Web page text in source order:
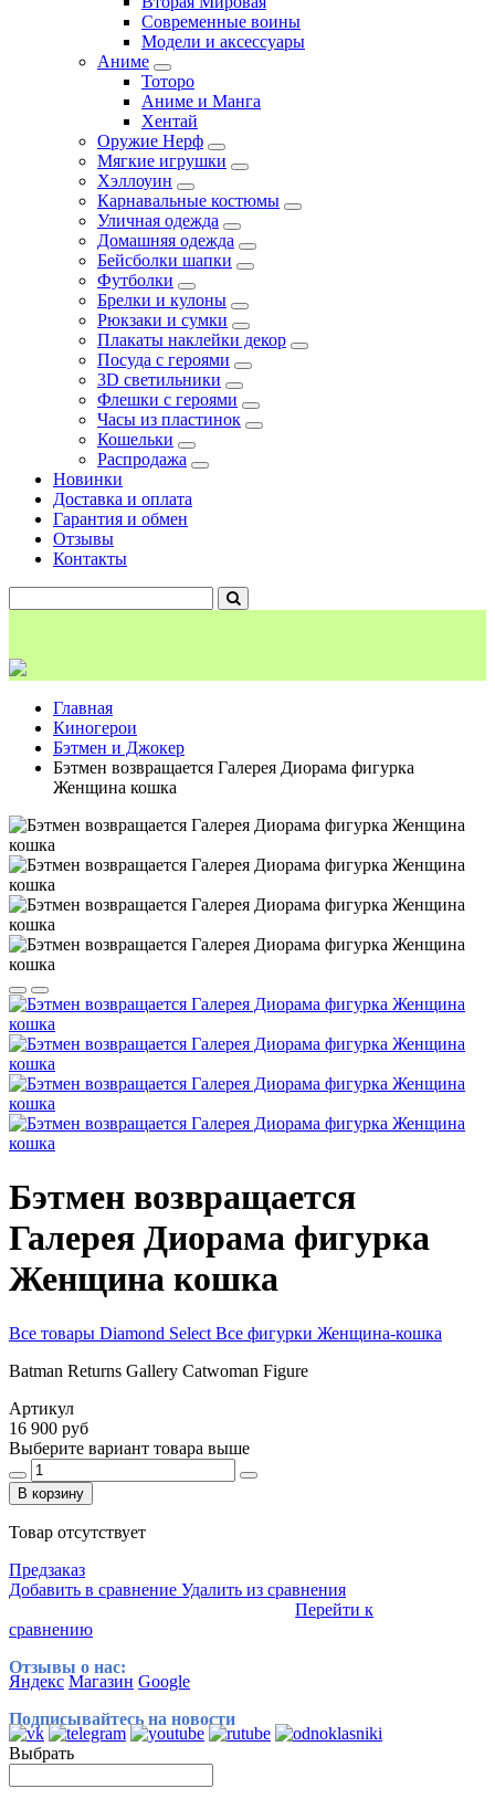
Современные воины
Модели и аксессуары
Аниме
Тоторо
Аниме и Манга
Хентай
Оружие Нерф
Мягкие игрушки
Хэллоуин
Карнавальные костюмы
Уличная одежда
Домашняя одежда
Бейсболки шапки
Футболки
Брелки и кулоны
Рюкзаки и сумки
Плакаты наклейки декор
Посуда с героями
3D светильники
Флешки с героями
Часы из пластинок
Кошельки
Распродажа
Новинки
Доставка и оплата
Гарантия и обмен
Отзывы
Контакты
Главная
Киногерои
Бэтмен и Джокер
Бэтмен возвращается Галерея Диорама фигурка
Женщина кошка
Бэтмен возвращается
Галерея Диорама фигурка
Женщина кошка
Все товары Diamond Select Все фигурки Женщина-кошка
Batman Returns Gallery Catwoman Figure
Артикул
16 900 руб
Выберите вариант товара выше
В корзину
Товар отсутствует
Предзаказ
Добавить в сравнение Удалить из сравнения
Перейти к
сравнению
Отзывы о нас:
Яндекс Магазин Google
Подписывайтесь на новости
Выбрать